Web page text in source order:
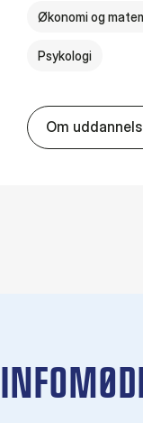
Økonomi og
Psykologi
Om